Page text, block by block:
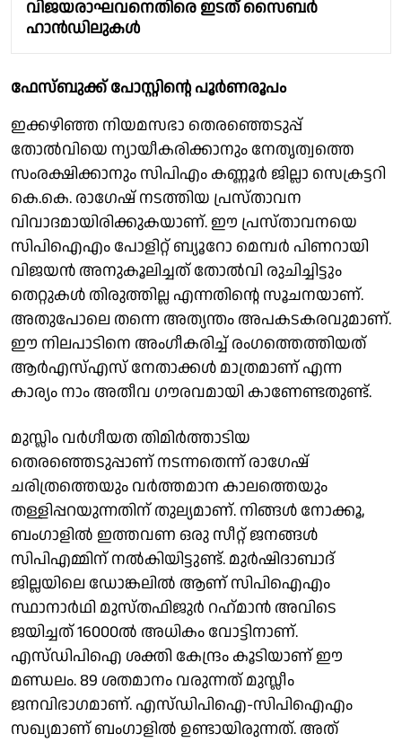
വിജയരാഘവനെതിരെ ഇടത് സൈബർ
ഹാൻഡിലുകൾ
ഫേസ്ബുക്ക് പോസ്റ്റിന്റെ പൂര്‍ണരൂപം
ഇക്കഴിഞ്ഞ നിയമസഭാ തെരഞ്ഞെടുപ്പ്
തോല്‍വിയെ ന്യായീകരിക്കാനും നേതൃത്വത്തെ
സംരക്ഷിക്കാനും സിപിഎം കണ്ണൂര്‍ ജില്ലാ സെക്രട്ടറി
കെ.കെ. രാഗേഷ് നടത്തിയ പ്രസ്താവന
വിവാദമായിരിക്കുകയാണ്. ഈ പ്രസ്താവനയെ
സിപിഐഎം പോളിറ്റ് ബ്യൂറോ മെമ്പര്‍ പിണറായി
വിജയന്‍ അനുകൂലിച്ചത് തോല്‍വി രുചിച്ചിട്ടും
തെറ്റുകള്‍ തിരുത്തില്ല എന്നതിന്റെ സൂചനയാണ്.
അതുപോലെ തന്നെ അത്യന്തം അപകടകരവുമാണ്.
ഈ നിലപാടിനെ അംഗീകരിച്ച് രംഗത്തെത്തിയത്
ആര്‍എസ്എസ് നേതാക്കള്‍ മാത്രമാണ് എന്ന
കാര്യം നാം അതീവ ഗൗരവമായി കാണേണ്ടതുണ്ട്.
മുസ്ലിം വര്‍ഗീയത തിമിര്‍ത്താടിയ
തെരഞ്ഞെടുപ്പാണ് നടന്നതെന്ന് രാഗേഷ്
ചരിത്രത്തെയും വര്‍ത്തമാന കാലത്തെയും
തള്ളിപ്പറയുന്നതിന് തുല്യമാണ്. നിങ്ങള്‍ നോക്കൂ,
ബംഗാളില്‍ ഇത്തവണ ഒരു സീറ്റ് ജനങ്ങള്‍
സിപിഎമ്മിന് നല്‍കിയിട്ടുണ്ട്. മുര്‍ഷിദാബാദ്
ജില്ലയിലെ ഡോങ്കലില്‍ ആണ് സിപിഐഎം
സ്ഥാനാര്‍ഥി മുസ്തഫിജുര്‍ റഹ്‌മാന്‍ അവിടെ
ജയിച്ചത് 16000ല്‍ അധികം വോട്ടിനാണ്.
എസ്ഡിപിഐ ശക്തി കേന്ദ്രം കൂടിയാണ് ഈ
മണ്ഡലം. 89 ശതമാനം വരുന്നത് മുസ്ലീം
ജനവിഭാഗമാണ്. എസ്ഡിപിഐ-സിപിഐഎം
സഖ്യമാണ് ബംഗാളില്‍ ഉണ്ടായിരുന്നത്. അത്